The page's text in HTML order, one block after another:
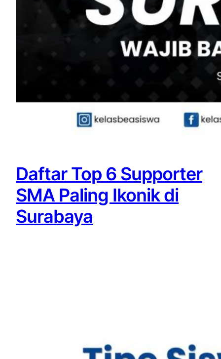
Daftar Top 6 Supporter
SMA Paling Ikonik di
Surabaya